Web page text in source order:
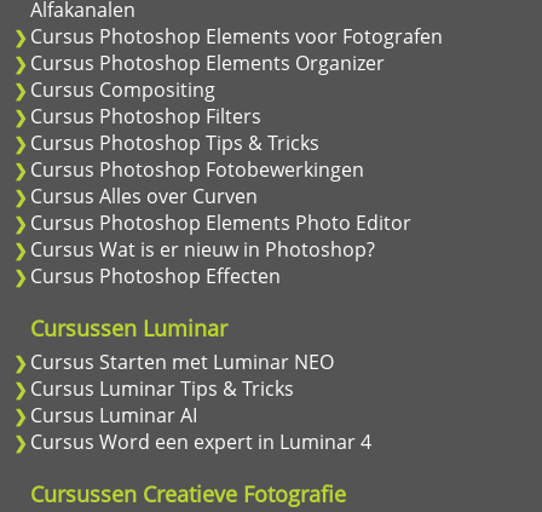
Alfakanalen
Cursus Photoshop Elements voor Fotografen
Cursus Photoshop Elements Organizer
Cursus Compositing
Cursus Photoshop Filters
Cursus Photoshop Tips & Tricks
Cursus Photoshop Fotobewerkingen
Cursus Alles over Curven
Cursus Photoshop Elements Photo Editor
Cursus Wat is er nieuw in Photoshop?
Cursus Photoshop Effecten
Cursussen Luminar
Cursus Starten met Luminar NEO
Cursus Luminar Tips & Tricks
Cursus Luminar AI
Cursus Word een expert in Luminar 4
Cursussen Creatieve Fotografie